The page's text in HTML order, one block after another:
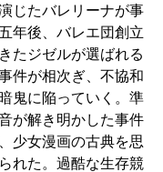
じたバレリーナが事
年後、バレエ団創立
たジゼルが選ばれる
件が相次ぎ、不協和
鬼に陥っていく。準
が解き明かした事件
少女漫画の古典を思
れた。過酷な生存競